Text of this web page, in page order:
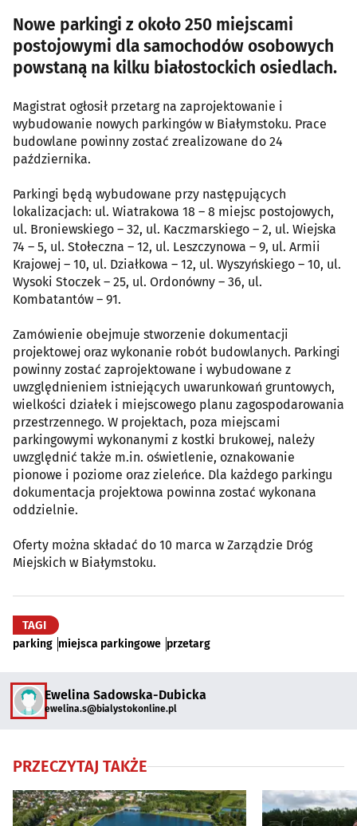
Nowe parkingi z około 250 miejscami
postojowymi dla samochodów osobowych
powstaną na kilku białostockich osiedlach.
Magistrat ogłosił przetarg na zaprojektowanie i
wybudowanie nowych parkingów w Białymstoku. Prace
budowlane powinny zostać zrealizowane do 24
października.
Parkingi będą wybudowane przy następujących
lokalizacjach: ul. Wiatrakowa 18 – 8 miejsc postojowych,
ul. Broniewskiego – 32, ul. Kaczmarskiego – 2, ul. Wiejska
74 – 5, ul. Stołeczna – 12, ul. Leszczynowa – 9, ul. Armii
Krajowej – 10, ul. Działkowa – 12, ul. Wyszyńskiego – 10, ul.
Wysoki Stoczek – 25, ul. Ordonówny – 36, ul.
Kombatantów – 91.
Zamówienie obejmuje stworzenie dokumentacji
projektowej oraz wykonanie robót budowlanych. Parkingi
powinny zostać zaprojektowane i wybudowane z
uwzględnieniem istniejących uwarunkowań gruntowych,
wielkości działek i miejscowego planu zagospodarowania
przestrzennego. W projektach, poza miejscami
parkingowymi wykonanymi z kostki brukowej, należy
uwzględnić także m.in. oświetlenie, oznakowanie
pionowe i poziome oraz zieleńce. Dla każdego parkingu
dokumentacja projektowa powinna zostać wykonana
oddzielnie.
Oferty można składać do 10 marca w Zarządzie Dróg
Miejskich w Białymstoku.
TAGI
parking miejsca parkingowe przetarg
Ewelina Sadowska-Dubicka
ewelina.s@bialystokonline.pl
PRZECZYTAJ TAKŻE